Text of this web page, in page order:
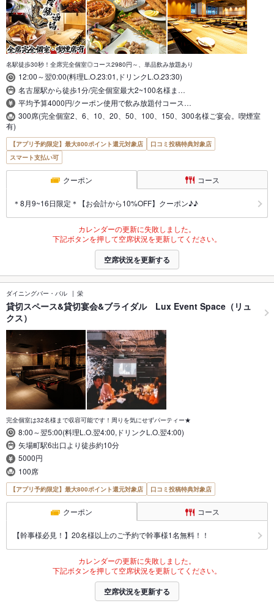
名駅徒歩30秒！全席完全個室◎コース2980円～、単品飲み放題あり
12:00～翌0:00(料理L.O.23:01,ドリンクL.O.23:30)
名古屋駅から徒歩1分/完全個室最大2~100名様ま…
平均予算4000円/クーポン使用で飲み放題付コース…
300席(完全個室2、6、10、20、50、100、150、300名様ご宴会。喫煙室
有)
【アプリ予約限定】最大800ポイント還元対象店
口コミ投稿特典対象店
スマート支払い可
クーポン コース
＊8月9~16日限定＊【お会計から10%OFF】クーポン♪♪
カレンダーの更新に失敗しました。
下記ボタンを押して空席状況を更新してください。
空席状況を更新する
ダイニングバー・バル 栄
貸切スペース&貸切宴会&ブライダル Lux Event Space（リュ
クス）
完全個室は32名様まで収容可能です！周りを気にせずパーティー★
8:00～翌5:00(料理L.O.翌4:00,ドリンクL.O.翌4:00)
矢場町駅6出口より徒歩約10分
5000円
100席
【アプリ予約限定】最大800ポイント還元対象店 口コミ投稿特典対象店
クーポン コース
【幹事様必見！】20名様以上のご予約で幹事様1名無料！！
カレンダーの更新に失敗しました。
下記ボタンを押して空席状況を更新してください。
空席状況を更新する